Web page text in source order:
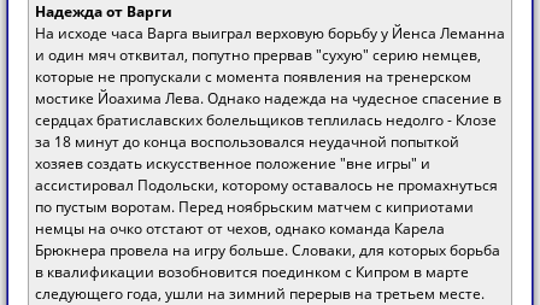
Надежда от Варги
На исходе часа Варга выиграл верховую борьбу у Йенса Леманна
и один мяч отквитал, попутно прервав "сухую" серию немцев,
которые не пропускали с момента появления на тренерском
мостике Йоахима Лева. Однако надежда на чудесное спасение в
сердцах братиславских болельщиков теплилась недолго - Клозе
за 18 минут до конца воспользовался неудачной попыткой
хозяев создать искусственное положение "вне игры" и
ассистировал Подольски, которому оставалось не промахнуться
по пустым воротам. Перед ноябрьским матчем с киприотами
немцы на очко отстают от чехов, однако команда Карела
Брюкнера провела на игру больше. Словаки, для которых борьба
в квалификации возобновится поединком с Кипром в марте
следующего года, ушли на зимний перерыв на третьем месте.